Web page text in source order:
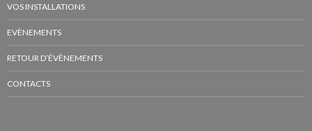
VOS INSTALLATIONS
EVÈNEMENTS
RETOUR D’ÉVÈNEMENTS
CONTACTS